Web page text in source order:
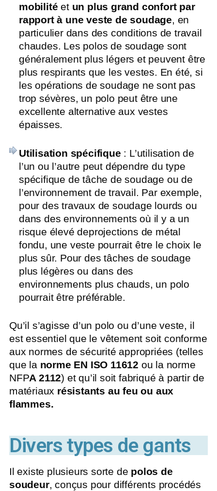
mobilité et un plus grand confort par
rapport à une veste de soudage, en
particulier dans des conditions de travail
chaudes. Les polos de soudage sont
généralement plus légers et peuvent être
plus respirants que les vestes. En été, si
les opérations de soudage ne sont pas
trop sévères, un polo peut être une
excellente alternative aux vestes
épaisses.
Utilisation spécifique : L’utilisation de
l’un ou l’autre peut dépendre du type
spécifique de tâche de soudage ou de
l’environnement de travail. Par exemple,
pour des travaux de soudage lourds ou
dans des environnements où il y a un
risque élevé deprojections de métal
fondu, une veste pourrait être le choix le
plus sûr. Pour des tâches de soudage
plus légères ou dans des
environnements plus chauds, un polo
pourrait être préférable.
Qu’il s’agisse d’un polo ou d’une veste, il
est essentiel que le vêtement soit conforme
aux normes de sécurité appropriées (telles
que la norme EN ISO 11612 ou la norme
NFPA 2112) et qu’il soit fabriqué à partir de
matériaux résistants au feu ou aux
flammes.
Divers types de gants
Il existe plusieurs sorte de polos de
soudeur, conçus pour différents procédés